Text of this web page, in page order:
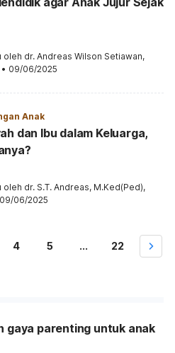
oleh dr. Andreas Wilson Setiawan,
• 09/06/2025
Anak
dan Ibu dalam Keluarga,
oleh dr. S.T. Andreas, M.Ked(Ped),
09/06/2025
4 5 ... 22
gaya parenting untuk anak